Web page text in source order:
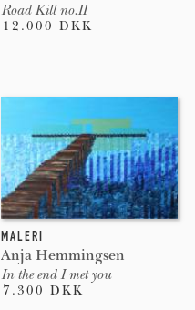
Road Kill no.II
12.000 DKK
MALERI
Anja Hemmingsen
In the end I met you
7.300 DKK